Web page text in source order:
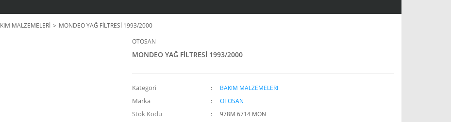
MALZEMELERİ
MONDEO YAĞ FİLTRESİ 1993/2000
OTOSAN
MONDEO YAĞ FİLTRESİ 1993/2000
Kategori BAKIM MALZEMELERİ
Marka OTOSAN
Stok Kodu 978M 6714 MON